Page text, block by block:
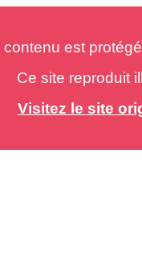
est
Ce site reproduit
Visitez le site